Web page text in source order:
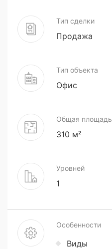
Тип сделки
Продажа
Тип объекта
Офис
Общая площадь
310 м²
Уровней
1
Особенности
Виды